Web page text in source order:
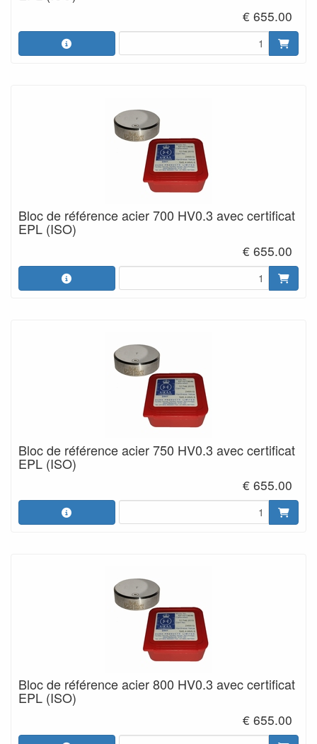
€ 655.00
Bloc de référence acier 700 HV0.3 avec certificat
EPL (ISO)
€ 655.00
Bloc de référence acier 750 HV0.3 avec certificat
EPL (ISO)
€ 655.00
Bloc de référence acier 800 HV0.3 avec certificat
EPL (ISO)
€ 655.00